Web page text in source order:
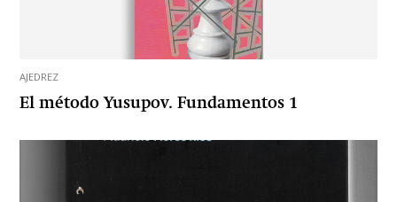
AJEDREZ
El método Yusupov. Fundamentos 1